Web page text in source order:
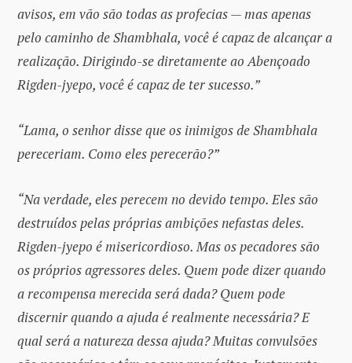
avisos, em vão são todas as profecias — mas apenas
pelo caminho de Shambhala, você é capaz de alcançar a
realização. Dirigindo-se diretamente ao Abençoado
Rigden-jyepo, você é capaz de ter sucesso.”
“Lama, o senhor disse que os inimigos de Shambhala
pereceriam. Como eles perecerão?”
“Na verdade, eles perecem no devido tempo. Eles são
destruídos pelas próprias ambições nefastas deles.
Rigden-jyepo é misericordioso. Mas os pecadores são
os próprios agressores deles. Quem pode dizer quando
a recompensa merecida será dada? Quem pode
discernir quando a ajuda é realmente necessária? E
qual será a natureza dessa ajuda? Muitas convulsões